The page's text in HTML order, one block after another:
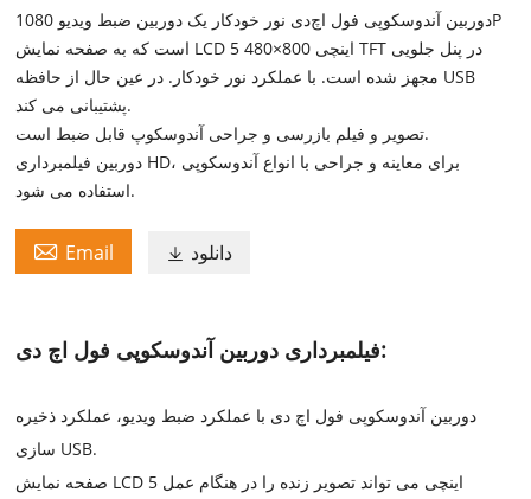
دوربین آندوسکوپی فول اچ‌دی نور خودکار یک دوربین ضبط ویدیو 1080P
است که به صفحه نمایش LCD 5 اینچی 800×480 TFT در پنل جلویی
مجهز شده است. با عملکرد نور خودکار. در عین حال از حافظه USB
پشتیبانی می کند.
تصویر و فیلم بازرسی و جراحی آندوسکوپ قابل ضبط است.
دوربین فیلمبرداری HD، برای معاینه و جراحی با انواع آندوسکوپی
استفاده می شود.
 Email  دانلود
فیلمبرداری دوربین آندوسکوپی فول اچ دی:
دوربین آندوسکوپی فول اچ دی با عملکرد ضبط ویدیو، عملکرد ذخیره
سازی USB.
صفحه نمایش LCD 5 اینچی می تواند تصویر زنده را در هنگام عمل